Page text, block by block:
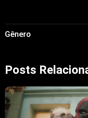
Séries
Novelas
Gênero
Posts